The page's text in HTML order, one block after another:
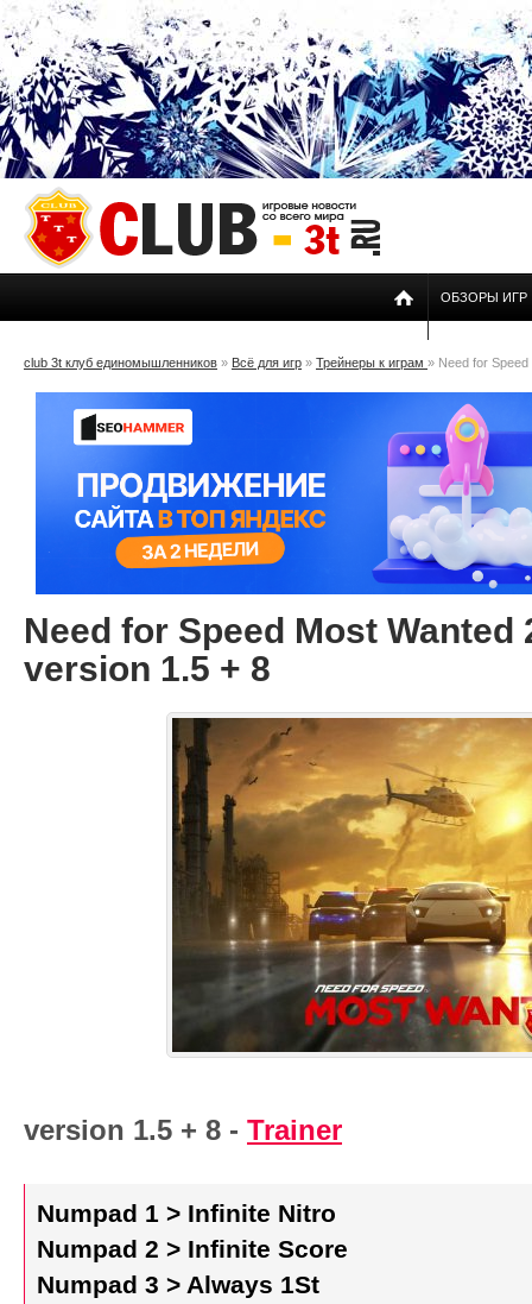
ОБЗОРЫ ИГР
club 3t клуб единомышленников » Всё для игр » Трейнеры к играм » Need for
Need for Speed Most Wanted
version 1.5 + 8
version 1.5 + 8 - Trainer
Numpad 1 > Infinite Nitro
Numpad 2 > Infinite Score
Numpad 3 > Always 1St